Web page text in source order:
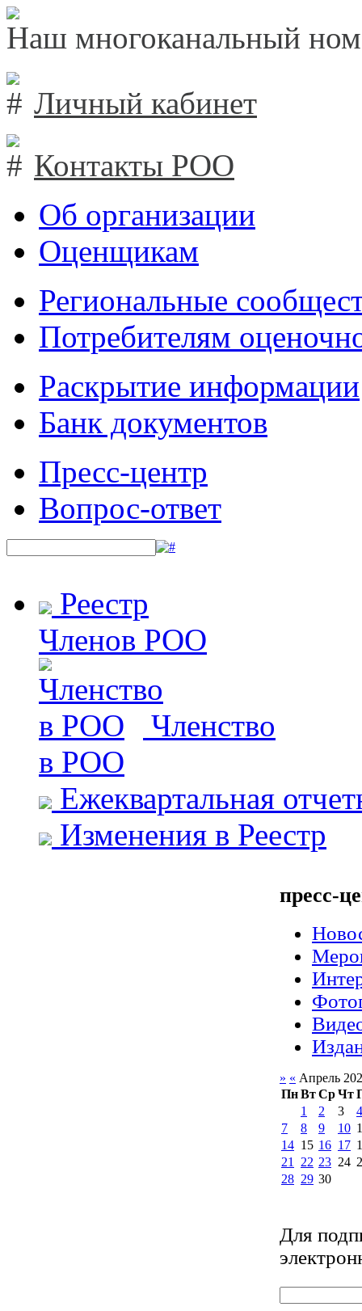
Наш многоканальный
Личный кабинет
Контакты РОО
Об организации
Оценщикам
Региональные
Потребителям
Раскрытие информации
Банк документов
Пресс-центр
Вопрос-ответ
Реестр
Членов РОО
Членство
в РОО
Ежеквартальная
Изменения в Реестр
пресс-
» « Апрель
ПнВтСрЧт
1
2 3
4
7
8 9 10
14 15 16 17
21 22 23 24
28 29 30
Для